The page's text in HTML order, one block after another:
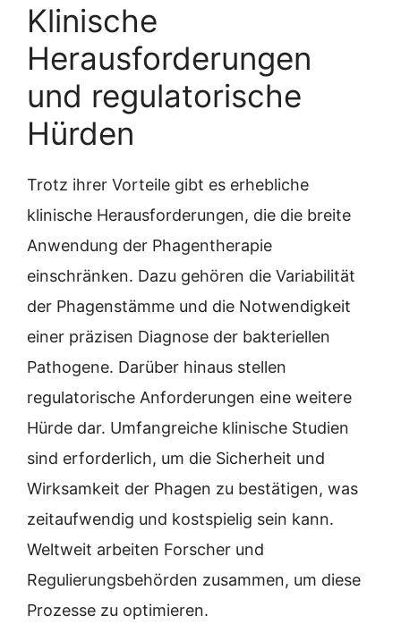
Klinische
Herausforderungen
und regulatorische
Hürden
Trotz ihrer Vorteile gibt es erhebliche
klinische Herausforderungen, die die breite
Anwendung der Phagentherapie
einschränken. Dazu gehören die Variabilität
der Phagenstämme und die Notwendigkeit
einer präzisen Diagnose der bakteriellen
Pathogene. Darüber hinaus stellen
regulatorische Anforderungen eine weitere
Hürde dar. Umfangreiche klinische Studien
sind erforderlich, um die Sicherheit und
Wirksamkeit der Phagen zu bestätigen, was
zeitaufwendig und kostspielig sein kann.
Weltweit arbeiten Forscher und
Regulierungsbehörden zusammen, um diese
Prozesse zu optimieren.